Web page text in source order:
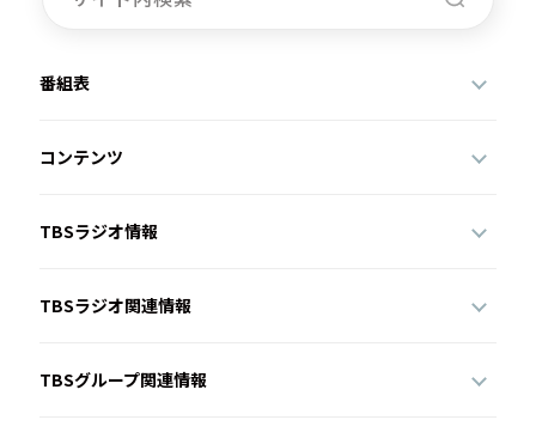
番組表
コンテンツ
TBSラジオ情報
TBSラジオ関連情報
TBSグループ関連情報